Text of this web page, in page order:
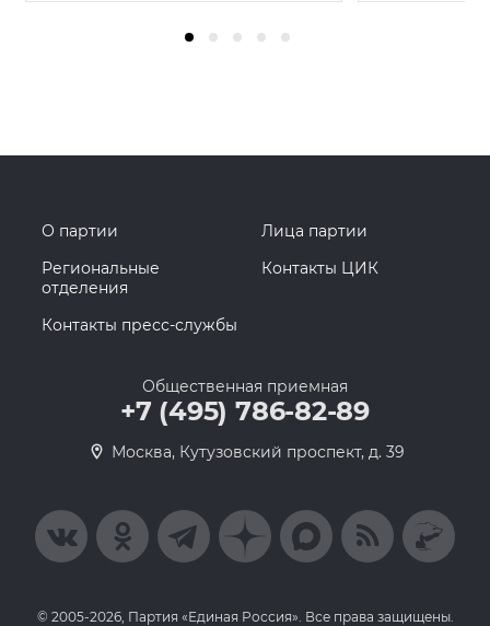
О партии
Лица партии
Региональные
отделения
Контакты ЦИК
Контакты пресс-службы
Общественная приемная
+7 (495) 786-82-89
Москва, Кутузовский проспект, д. 39
© 2005-2026, Партия «Единая Россия». Все права защищены.